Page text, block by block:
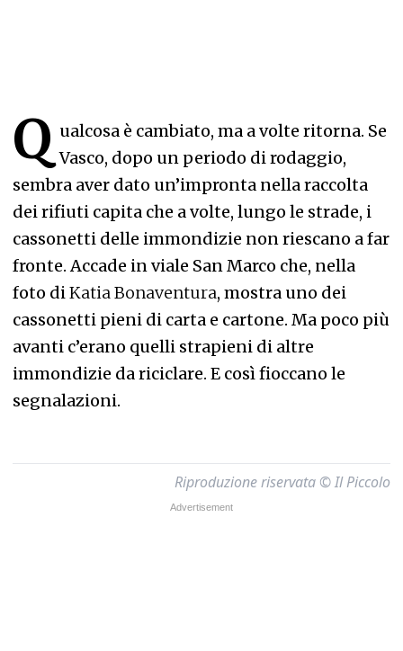
Q ualcosa è cambiato, ma a volte ritorna. Se
Vasco, dopo un periodo di rodaggio,
sembra aver dato un’impronta nella raccolta
dei rifiuti capita che a volte, lungo le strade, i
cassonetti delle immondizie non riescano a far
fronte. Accade in viale San Marco che, nella
foto diKatia Bonaventura, mostra uno dei
cassonetti pieni di carta e cartone. Ma poco più
avanti c’erano quelli strapieni di altre
immondizie da riciclare. E così fioccano le
segnalazioni.
Riproduzione riservata © Il Piccolo